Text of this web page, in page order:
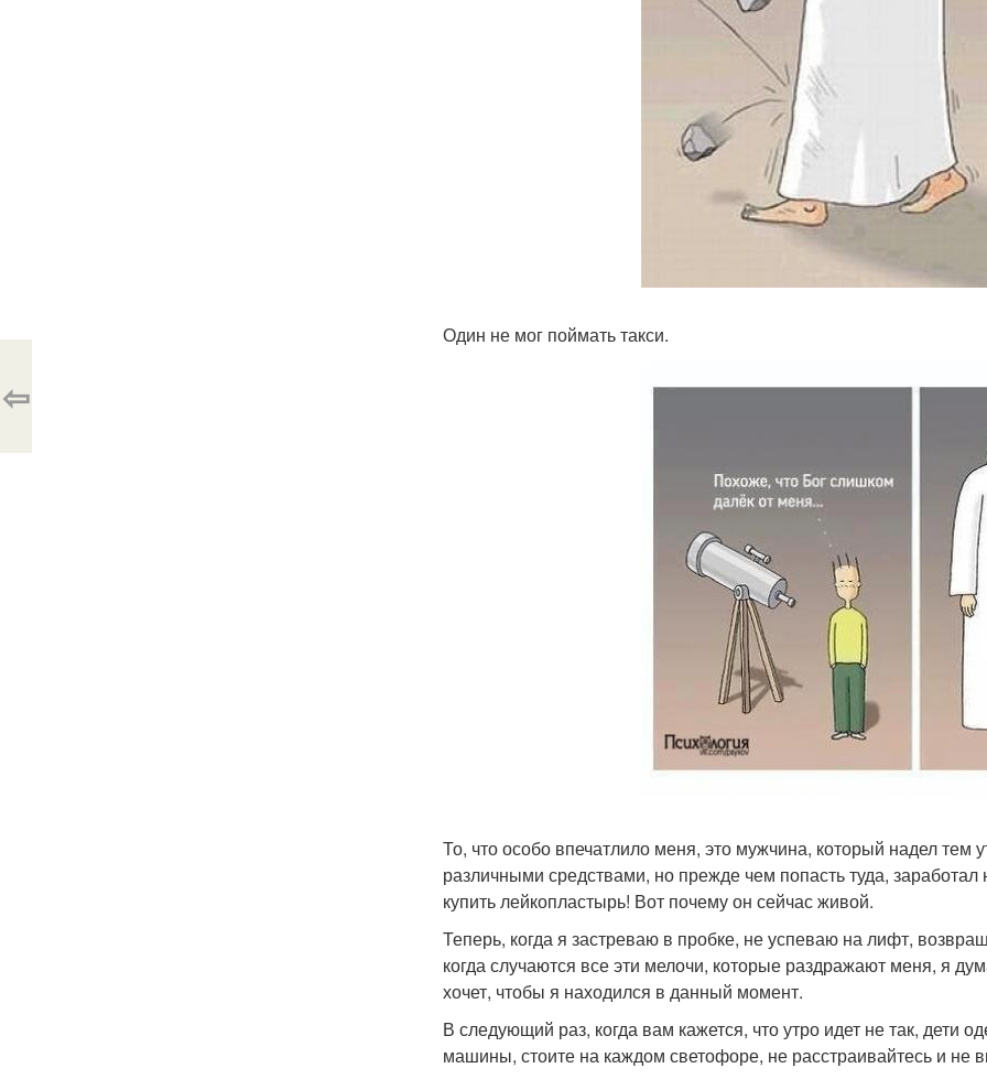
Один не мог поймать такси.
То, что особо впечатлило меня, это мужчина, который надел
различными средствами, но прежде чем попасть туда,
купить лейкопластырь! Вот почему он сейчас живой.
Теперь, когда я застреваю в пробке, не успеваю на лифт,
когда случаются все эти мелочи, которые раздражают меня, я
хочет, чтобы я находился в данный момент.
В следующий раз, когда вам кажется, что утро идет не так, дети
машины, стоите на каждом светофоре, не расстраивайтесь и не
⇦